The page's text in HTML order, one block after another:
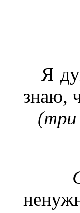
Я
знаю,
(три